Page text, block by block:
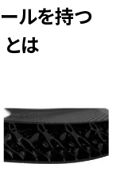
ルを持つ
とは